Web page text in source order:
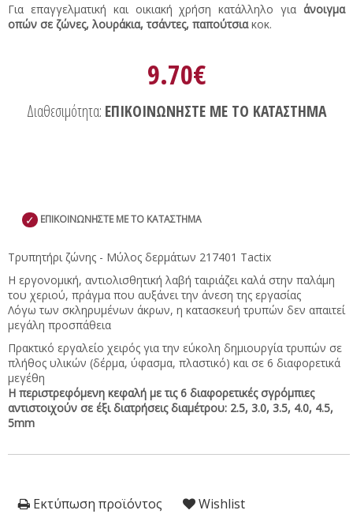
Για επαγγελματική και οικιακή χρήση κατάλληλο για άνοιγμα
οπών σε ζώνες, λουράκια, τσάντες, παπούτσιακοκ.
9.70€
Διαθεσιμότητα: ΕΠΙΚΟΙΝΩΝΗΣΤΕ ΜΕ ΤΟ ΚΑΤΑΣΤΗΜΑ
✓ ΕΠΙΚΟΙΝΩΝΗΣΤΕ ΜΕ ΤΟ ΚΑΤΑΣΤΗΜΑ
Τρυπητήρι ζώνης - Μύλος δερμάτων 217401 Tactix
Η εργονομική, αντιολισθητική λαβή ταιριάζει καλά στην παλάμη
του χεριού, πράγμα που αυξάνει την άνεση της εργασίας
Λόγω των σκληρυμένων άκρων, η κατασκευή τρυπών δεν απαιτεί
μεγάλη προσπάθεια
Πρακτικό εργαλείο χειρός για την εύκολη δημιουργία τρυπών σε
πλήθος υλικών (δέρμα, ύφασμα, πλαστικό) και σε 6 διαφορετικά
μεγέθη
Η περιστρεφόμενη κεφαλή με τις 6 διαφορετικές σγρόμπιες
αντιστοιχούν σε έξι διατρήσεις διαμέτρου: 2.5, 3.0, 3.5, 4.0, 4.5,
5mm
Εκτύπωση προϊόντος
Wishlist